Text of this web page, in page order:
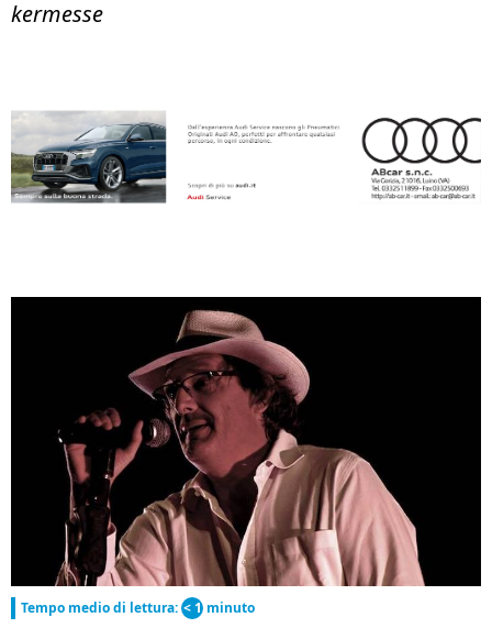
kermesse
Tempo medio di lettura: < 1 minuto